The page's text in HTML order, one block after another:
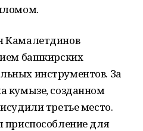
Камалетдинов
башкирских
инструментов. За
кумызе, созданном
третье место.
приспособление для